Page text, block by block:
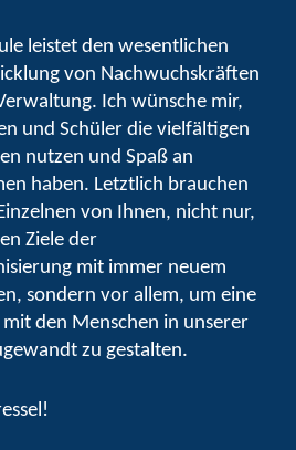
leistet den wesentlichen
von Nachwuchskräften
Ich wünsche mir,
und Schüler die vielfältigen
nutzen und Spaß an
haben. Letztlich brauchen
von Ihnen, nicht nur,
Ziele der
mit immer neuem
sondern vor allem, um eine
den Menschen in unserer
zu gestalten.